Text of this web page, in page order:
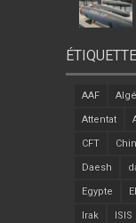
AAF
Attentat
CFT
Daesh
Egypte EI
Irak ISIS